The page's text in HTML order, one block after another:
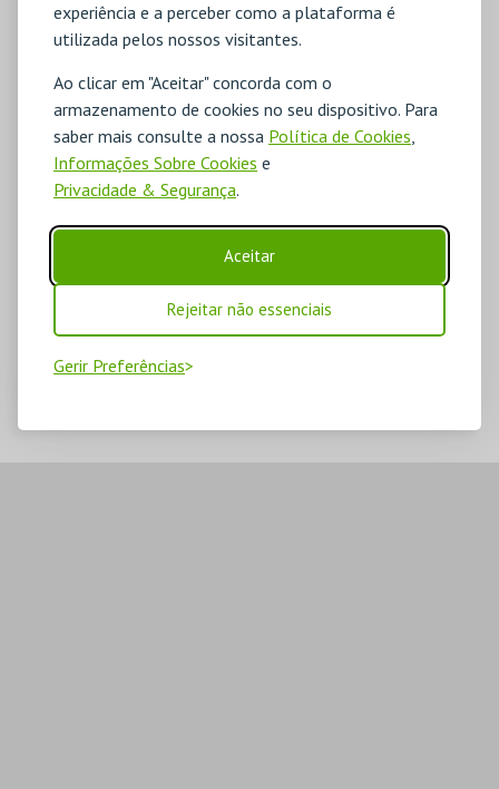
experiência e a perceber como a plataforma é
utilizada pelos nossos visitantes.
Ao clicar em "Aceitar" concorda com o
armazenamento de cookies no seu dispositivo. Para
saber mais consulte a nossa Política de Cookies,
Informações Sobre Cookies e
Privacidade & Segurança.
Aceitar
Rejeitar não essenciais
Gerir Preferências